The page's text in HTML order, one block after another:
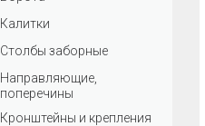
Калитки
Столбы заборные
Направляющие,
поперечины
Кронштейны и крепления